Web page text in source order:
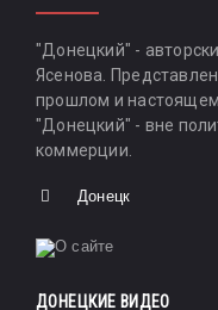
"Донецкий" -
Ясенова.
прошлом и
"Донецкий" - вне
коммерции.
Донецк
ДОНЕЦКИЕ ВИДЕО